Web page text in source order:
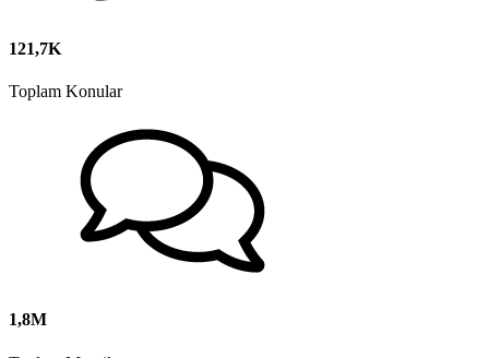
121,7K
Toplam Konular
1,8M